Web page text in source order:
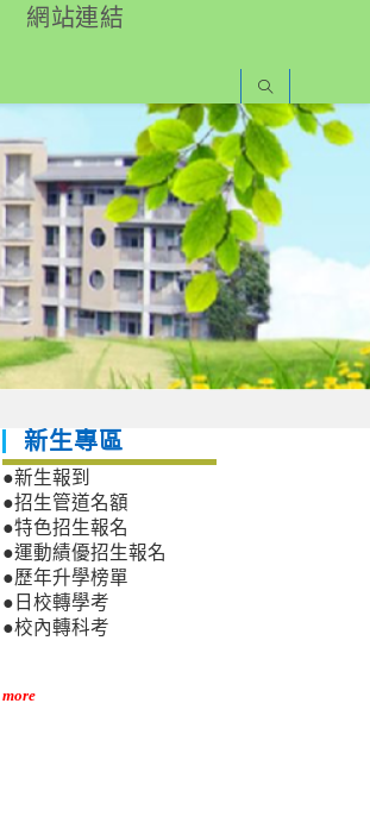
網站連結
新生專區
●新生報到
●招生管道名額
●特色招生報名
●運動績優招生報名
●歷年升學榜單
●日校轉學考
●校內轉科考
more